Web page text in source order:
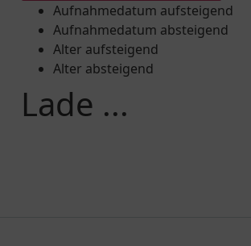
Aufnahmedatum aufsteigend
Aufnahmedatum absteigend
Alter aufsteigend
Alter absteigend
Lade ...